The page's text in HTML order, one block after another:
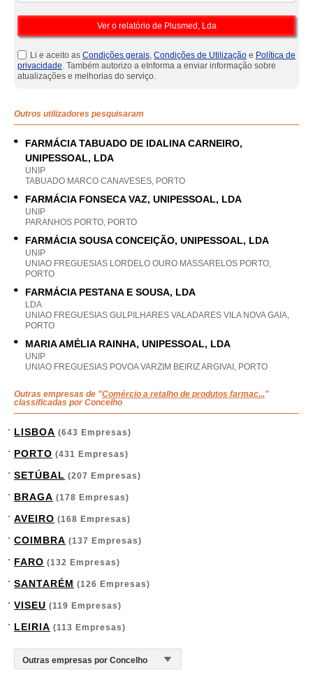
Li e aceito as Condições gerais, Condições de Utilização e Política de
privacidade. Também autorizo a eInforma a enviar informação sobre
atualizações e melhorias do serviço.
Outros utilizadores pesquisaram
FARMÁCIA TABUADO DE IDALINA CARNEIRO,
UNIPESSOAL, LDA
UNIP
TABUADO MARCO CANAVESES, PORTO
FARMÁCIA FONSECA VAZ, UNIPESSOAL, LDA
UNIP
PARANHOS PORTO, PORTO
FARMÁCIA SOUSA CONCEIÇÃO, UNIPESSOAL, LDA
UNIP
UNIAO FREGUESIAS LORDELO OURO MASSARELOS PORTO,
PORTO
FARMÁCIA PESTANA E SOUSA, LDA
LDA
UNIAO FREGUESIAS GULPILHARES VALADARES VILA NOVA GAIA,
PORTO
MARIA AMÉLIA RAINHA, UNIPESSOAL, LDA
UNIP
UNIAO FREGUESIAS POVOA VARZIM BEIRIZ ARGIVAI, PORTO
Outras empresas de "Comércio a retalho de produtos farmac..."
classificadas por Concelho
LISBOA (643 Empresas)
PORTO (431 Empresas)
SETÚBAL (207 Empresas)
BRAGA (178 Empresas)
AVEIRO (168 Empresas)
COIMBRA (137 Empresas)
FARO (132 Empresas)
SANTARÉM (126 Empresas)
VISEU (119 Empresas)
LEIRIA (113 Empresas)